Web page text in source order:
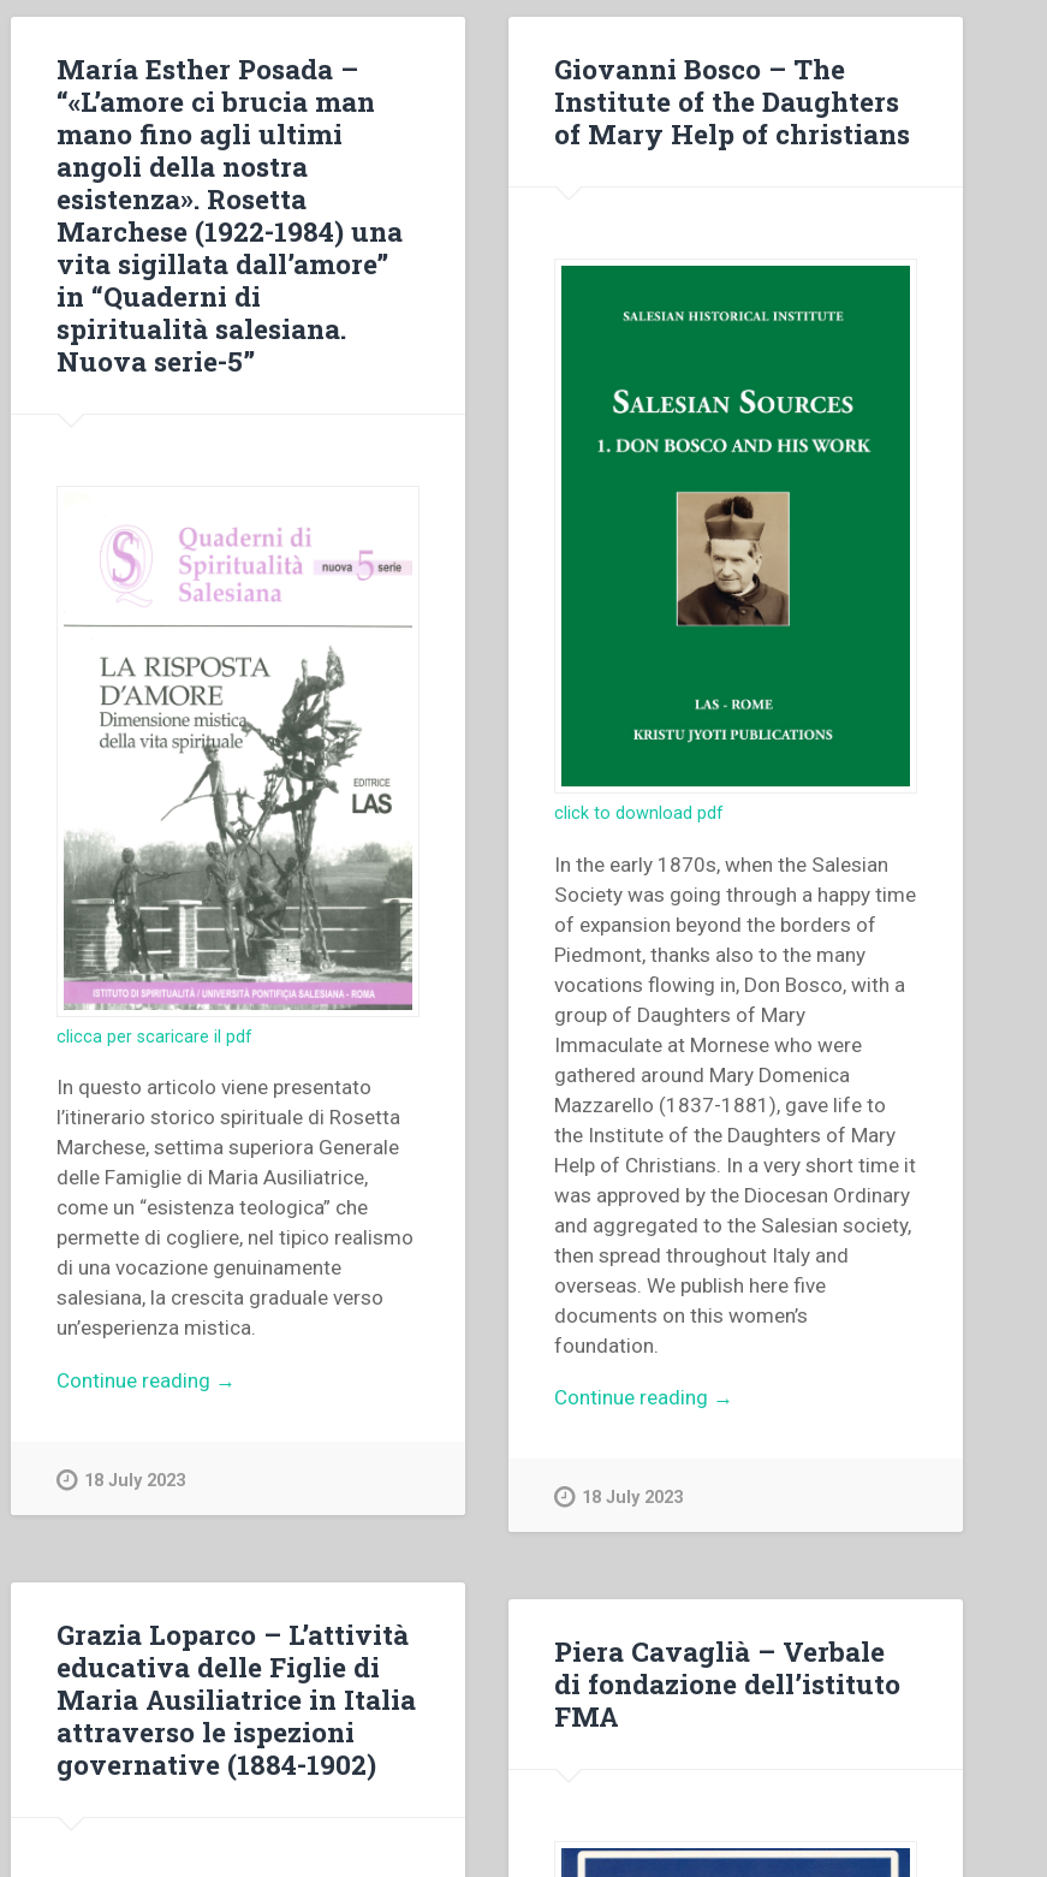
María Esther Posada –
“«L’amore ci brucia man
mano fino agli ultimi
angoli della nostra
esistenza». Rosetta
Marchese (1922-1984) una
vita sigillata dall’amore”
in “Quaderni di
spiritualità salesiana.
Nuova serie-5”
clicca per scaricare il pdf
In questo articolo viene presentato
l’itinerario storico spirituale di Rosetta
Marchese, settima superiora Generale
delle Famiglie di Maria Ausiliatrice,
come un “esistenza teologica” che
permette di cogliere, nel tipico realismo
di una vocazione genuinamente
salesiana, la crescita graduale verso
un’esperienza mistica.
Continue reading “María
man
fino
agli
ultimi
angoli
della
→
18 July 2023
Giovanni Bosco – The
Institute of the Daughters
of Mary Help of christians
click to download pdf
In the early 1870s, when the Salesian
Society was going through a happy time
of expansion beyond the borders of
Piedmont, thanks also to the many
vocations flowing in, Don Bosco, with a
group of Daughters of Mary
Immaculate at Mornese who were
gathered around Mary Domenica
Mazzarello (1837-1881), gave life to
the Institute of the Daughters of Mary
Help of Christians. In a very short time it
was approved by the Diocesan Ordinary
and aggregated to the Salesian society,
then spread throughout Italy and
overseas. We publish here five
documents on this women’s
foundation.
Continue reading “Giovanni
Daughters
of
Mary
Help
→
18 July 2023
Grazia Loparco – L’attività
educativa delle Figlie di
Maria Ausiliatrice in Italia
attraverso le ispezioni
governative (1884-1902)
Piera Cavaglià – Verbale
di fondazione dell’istituto
FMA